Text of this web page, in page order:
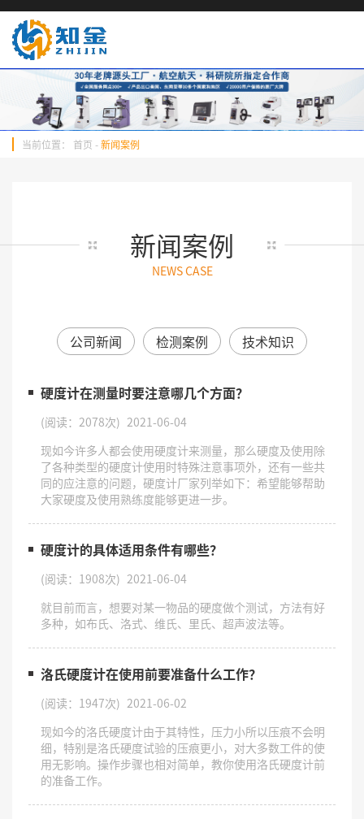
当前位置： 首页 -新闻案例
新闻案例
NEWS CASE
公司新闻 检测案例 技术知识
硬度计在测量时要注意哪几个方面？
(阅读：2078次) 2021-06-04
现如今许多人都会使用硬度计来测量，那么硬度及使用除
了各种类型的硬度计使用时特殊注意事项外，还有一些共
同的应注意的问题，硬度计厂家列举如下：希望能够帮助
大家硬度及使用熟练度能够更进一步。
硬度计的具体适用条件有哪些？
(阅读：1908次) 2021-06-04
就目前而言，想要对某一物品的硬度做个测试，方法有好
多种，如布氏、洛式、维氏、里氏、超声波法等。
洛氏硬度计在使用前要准备什么工作？
(阅读：1947次) 2021-06-02
现如今的洛氏硬度计由于其特性，压力小所以压痕不会明
细，特别是洛氏硬度试验的压痕更小，对大多数工件的使
用无影响。操作步骤也相对简单，教你使用洛氏硬度计前
的准备工作。